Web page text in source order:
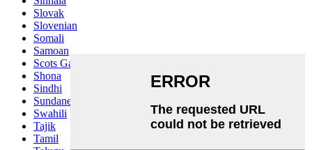
Slovak
Slovenian
Somali
Samoan
Scots Gaelic
Shona
Sindhi
Sundanese
Swahili
Tajik
Tamil